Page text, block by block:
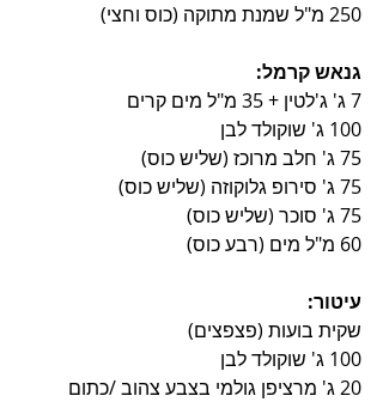
250 מ"ל שמנת מתוקה (כוס וחצי)
גנאש קרמל:
7 ג' ג'לטין + 35 מ"ל מים קרים
100 ג' שוקולד לבן
75 ג' חלב מרוכז (שליש כוס)
75 ג' סירופ גלוקוזה (שליש כוס)
75 ג' סוכר (שליש כוס)
60 מ"ל מים (רבע כוס)
עיטור:
שקית בועות (פצפצים)
100 ג' שוקולד לבן
20 ג' מרציפן גולמי בצבע צהוב /כתום